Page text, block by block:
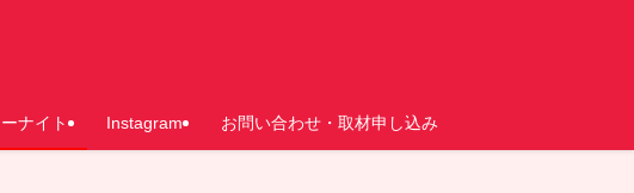
ナイト Instagram お問い合わせ・取材申し込み